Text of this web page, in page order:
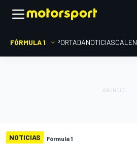
FÓRMULA 1 PORTADANOTICIAS
NOTICIAS Fórmula 1